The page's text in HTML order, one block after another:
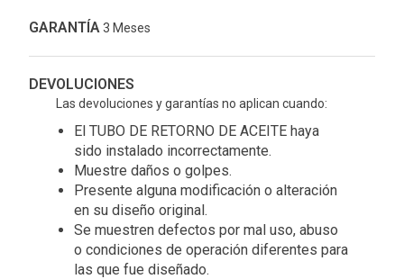
GARANTÍA 3 Meses
DEVOLUCIONES
Las devoluciones y garantías no aplican cuando:
El TUBO DE RETORNO DE ACEITE haya
sido instalado incorrectamente.
Muestre daños o golpes.
Presente alguna modificación o alteración
en su diseño original.
Se muestren defectos por mal uso, abuso
o condiciones de operación diferentes para
las que fue diseñado.